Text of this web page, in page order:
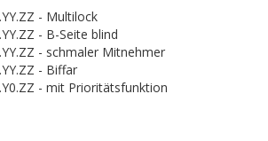
- Multilock
- B-Seite blind
- schmaler Mitnehmer
- Biffar
- mit Prioritätsfunktion